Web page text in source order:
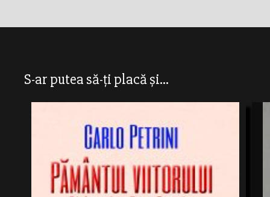
S-ar putea să-ți placă și...